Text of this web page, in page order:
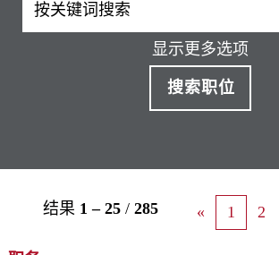
显示更多选项
结果 1 – 25 / 285 « 1 2